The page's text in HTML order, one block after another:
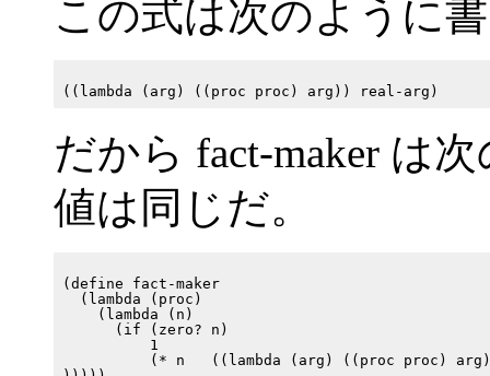
この式は次のように
だから fact-maker は
値は同じだ。
(define fact-maker
  (lambda (proc)
    (lambda (n)
      (if (zero? n)
          1
(* n   ((lambda (arg) ((proc proc)